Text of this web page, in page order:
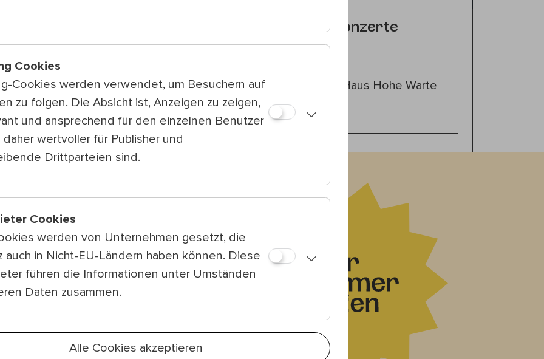
Weitere Tipps für Gartenkonzerte
Do 13.8. 15:00 — 16:00
19., Haus Hohe Warte
Ethel Merhaut Trio
Waltzing in the Clouds
jetzt zu
an!
Cookies
Cookies werden verwendet, um Besuchern auf
zu folgen. Die Absicht ist, Anzeigen zu zeigen,
und ansprechend für den einzelnen Benutzer
daher wertvoller für Publisher und
Drittparteien sind.
Cookies
werden von Unternehmen gesetzt, die
auch in Nicht-EU-Ländern haben können. Diese
führen die Informationen unter Umständen
Daten zusammen.
Alle Cookies akzeptieren